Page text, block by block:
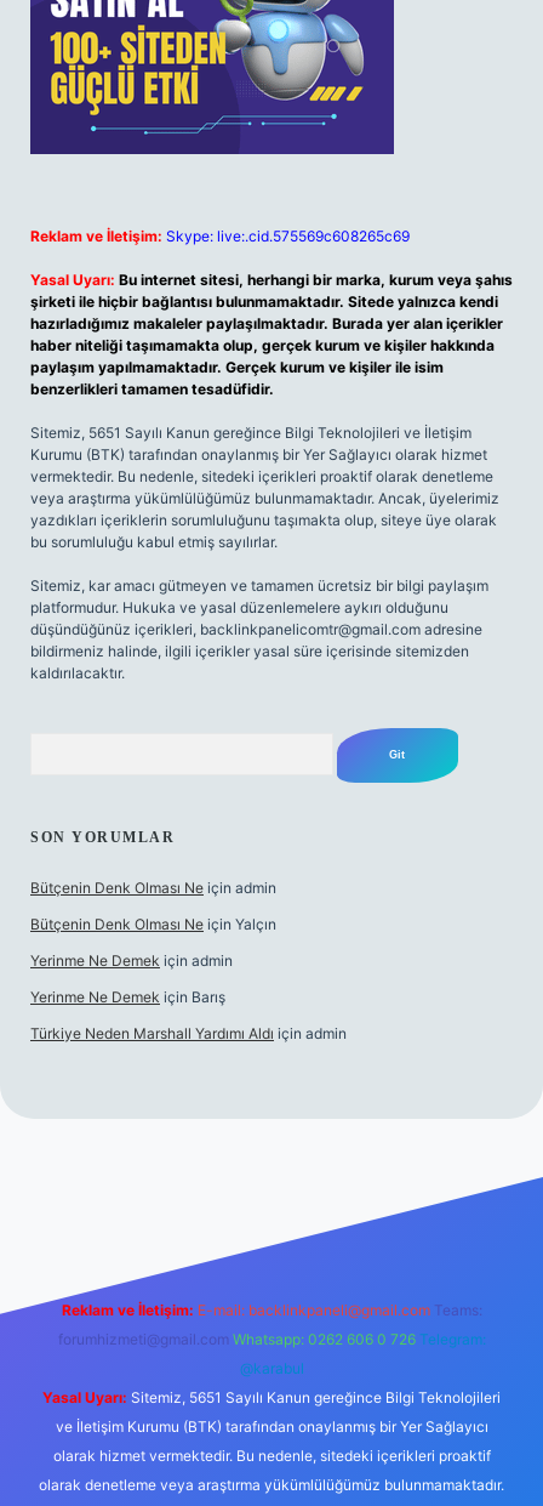
Reklam ve İletişim: Skype: live:.cid.575569c608265c69
Yasal Uyarı: Bu internet sitesi, herhangi bir marka, kurum veya şahıs
şirketi ile hiçbir bağlantısı bulunmamaktadır. Sitede yalnızca kendi
hazırladığımız makaleler paylaşılmaktadır. Burada yer alan içerikler
haber niteliği taşımamakta olup, gerçek kurum ve kişiler hakkında
paylaşım yapılmamaktadır. Gerçek kurum ve kişiler ile isim
benzerlikleri tamamen tesadüfidir.
Sitemiz, 5651 Sayılı Kanun gereğince Bilgi Teknolojileri ve İletişim
Kurumu (BTK) tarafından onaylanmış bir Yer Sağlayıcı olarak hizmet
vermektedir. Bu nedenle, sitedeki içerikleri proaktif olarak denetleme
veya araştırma yükümlülüğümüz bulunmamaktadır. Ancak, üyelerimiz
yazdıkları içeriklerin sorumluluğunu taşımakta olup, siteye üye olarak
bu sorumluluğu kabul etmiş sayılırlar.
Sitemiz, kar amacı gütmeyen ve tamamen ücretsiz bir bilgi paylaşım
platformudur. Hukuka ve yasal düzenlemelere aykırı olduğunu
düşündüğünüz içerikleri, backlinkpanelicomtr@gmail.com adresine
bildirmeniz halinde, ilgili içerikler yasal süre içerisinde sitemizden
kaldırılacaktır.
SON YORUMLAR
Bütçenin Denk Olması Ne için admin
Bütçenin Denk Olması Ne için Yalçın
Yerinme Ne Demek için admin
Yerinme Ne Demek için Barış
Türkiye Neden Marshall Yardımı Aldı için admin
hiltonbet yeni giriş
Reklam ve İletişim: E-mail: backlinkpaneli@gmail.com Teams:
forumhizmeti@gmail.com Whatsapp: 0262 606 0 726 Telegram:
@karabul
Yasal Uyarı: Sitemiz, 5651 Sayılı Kanun gereğince Bilgi Teknolojileri
ve İletişim Kurumu (BTK) tarafından onaylanmış bir Yer Sağlayıcı
olarak hizmet vermektedir. Bu nedenle, sitedeki içerikleri proaktif
olarak denetleme veya araştırma yükümlülüğümüz bulunmamaktadır.